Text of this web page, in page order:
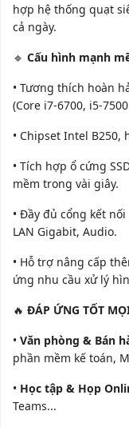
hợp hệ thống quạt
cả ngày.
🔹 Cấu hình mạnh
• Tương thích hoàn
(Core i7-6700, i5-
• Chipset Intel B250,
• Tích hợp ổ cứng
mềm trong vài giây.
• Đầy đủ cổng kết
LAN Gigabit, Audio.
• Hỗ trợ nâng cấp
ứng nhu cầu xử lý
🔥 ĐÁP ỨNG TỐT
• Văn phòng & Bán
phần mềm kế toán,
• Học tập & Họp
Teams...